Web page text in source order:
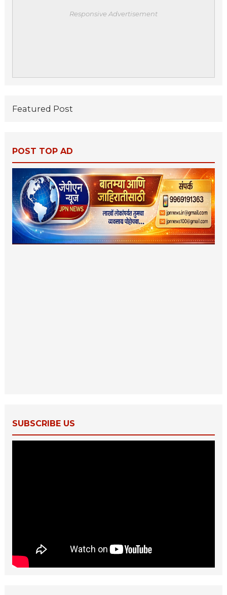
Responsive Advertisement
Featured Post
POST TOP AD
SUBSCRIBE US